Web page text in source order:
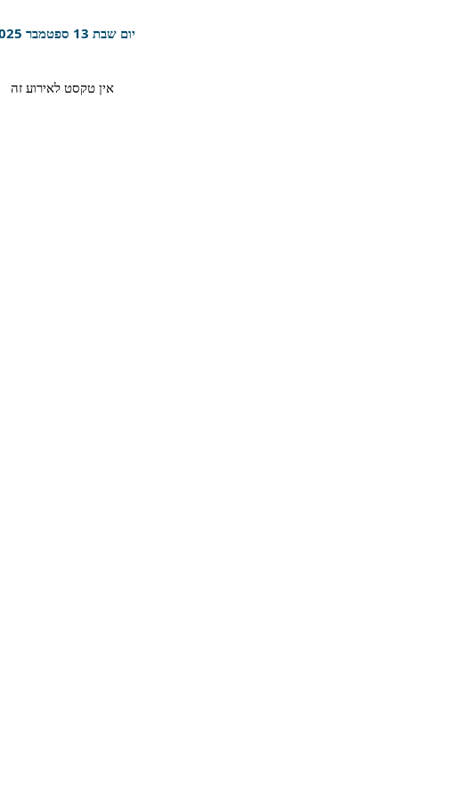
יום שבת 13 ספטמבר 2025
אין טקסט לאירוע זה